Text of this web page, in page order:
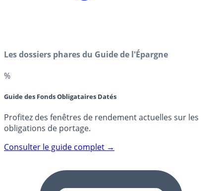
Les dossiers phares du Guide de l'Épargne
%
Guide des Fonds Obligataires Datés
Profitez des fenêtres de rendement actuelles sur les
obligations de portage.
Consulter le guide complet →